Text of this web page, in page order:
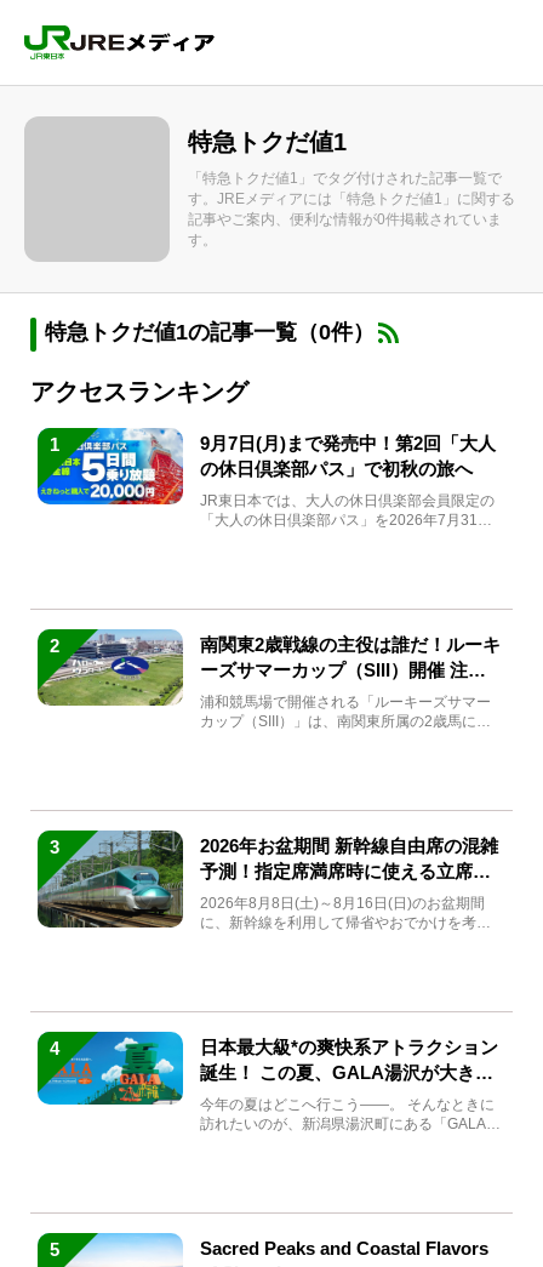
特急トクだ値1
「特急トクだ値1」でタグ付けされた記事一覧で
す。JREメディアには「特急トクだ値1」に関する
記事やご案内、便利な情報が0件掲載されていま
す。
特急トクだ値1の記事一覧（0件）
アクセスランキング
1
9月7日(月)まで発売中！第2回「大人
の休日倶楽部パス」で初秋の旅へ
JR東日本では、大人の休日倶楽部会員限定の
「大人の休日倶楽部パス」を2026年7月31日
2
南関東2歳戦線の主役は誰だ！ルーキ
ーズサマーカップ（SIII）開催 注目
馬と見どころをチェック
浦和競馬場で開催される「ルーキーズサマー
カップ（SIII）」は、南関東所属の2歳馬によ
3
2026年お盆期間 新幹線自由席の混雑
予測！指定席満席時に使える立席特
急券も解説
2026年8月8日(土)～8月16日(日)のお盆期間
に、新幹線を利用して帰省やおでかけを考え
4
日本最大級*の爽快系アトラクション
誕生！ この夏、GALA湯沢が大きく
生まれ変わる
今年の夏はどこへ行こう――。 そんなときに
訪れたいのが、新潟県湯沢町にある「GALA湯
5
Sacred Peaks and Coastal Flavors